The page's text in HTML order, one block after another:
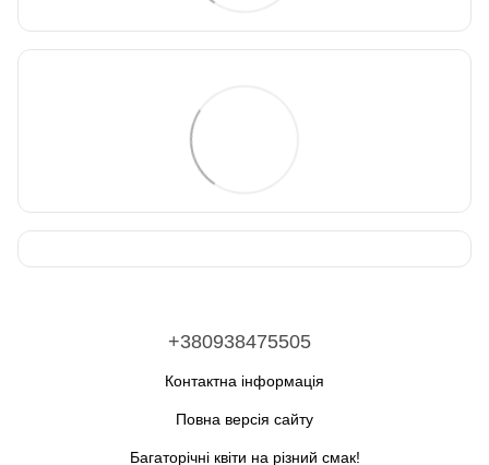
+380938475505
Контактна інформація
Повна версія сайту
Багаторічні квіти на різний смак!